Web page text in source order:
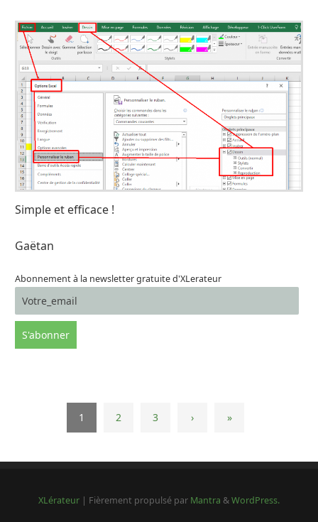
Simple et efficace !
Gaëtan
Abonnement à la newsletter gratuite d'XLerateur
1 2 3 › »
XLérateur | Fièrement propulsé par Mantra &WordPress.